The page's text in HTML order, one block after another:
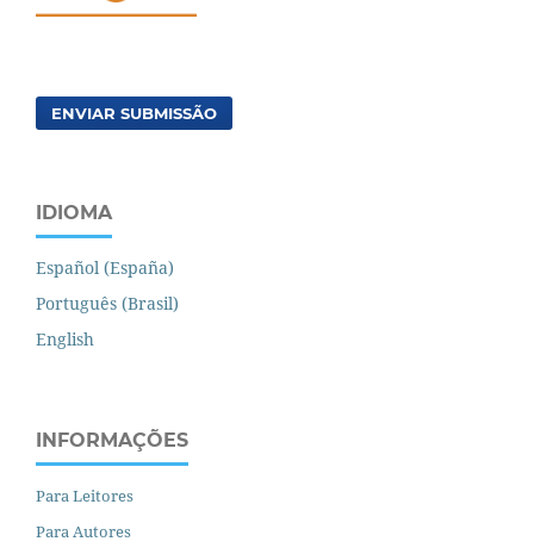
ENVIAR SUBMISSÃO
IDIOMA
Español (España)
Português (Brasil)
English
INFORMAÇÕES
Para Leitores
Para Autores